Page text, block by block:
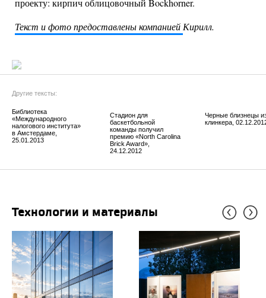
проекту: кирпич облицовочный Bockhorner.
Текст и фото предоставлены компаниейКирилл.
Другие тексты:
Библиотека
«Международного
налогового института»
в Амстердаме,
25.01.2013
Стадион для
баскетбольной
команды получил
премию «North Carolina
Brick Award»,
24.12.2012
Черные близнецы
клинкера,
Технологии и материалы